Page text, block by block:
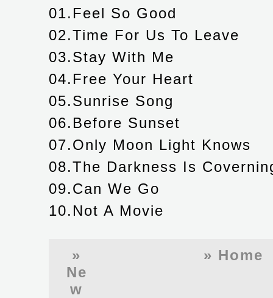
01.Feel So Good
02.Time For Us To Leave
03.Stay With Me
04.Free Your Heart
05.Sunrise Song
06.Before Sunset
07.Only Moon Light Knows
08.The Darkness Is
09.Can We Go
10.Not A Movie
»
Ne
w
» Home